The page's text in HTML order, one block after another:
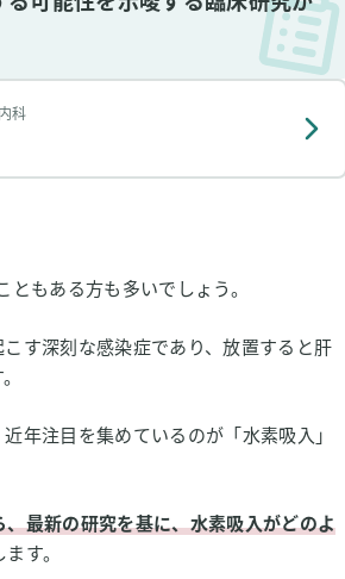
科
もある方も多いでしょう。
す深刻な感染症であり、放置すると肝
年注目を集めているのが「水素吸入」
最新の研究を基に、水素吸入がどのよ
ます。